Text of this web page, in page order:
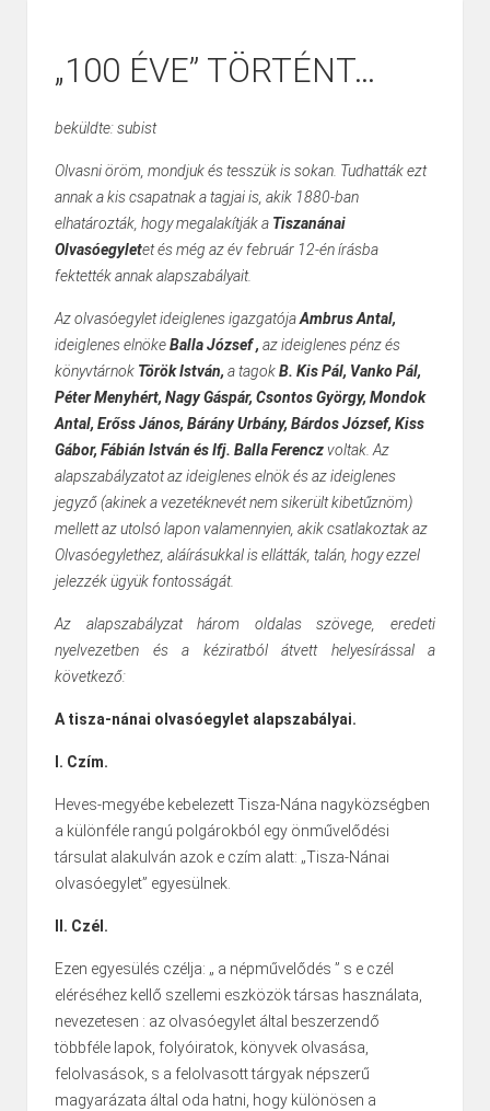
„100 ÉVE” TÖRTÉNT…
beküldte: subist
Olvasni öröm, mondjuk és tesszük is sokan. Tudhatták ezt
annak a kis csapatnak a tagjai is, akik 1880-ban
elhatározták, hogy megalakítják a Tiszanánai
Olvasóegyletet és még az év február 12-én írásba
fektették annak alapszabályait.
Az olvasóegylet ideiglenes igazgatójaAmbrus Antal,
ideiglenes elnökeBalla József , az ideiglenes pénz és
könyvtárnok Török István, a tagokB. Kis Pál, Vanko Pál,
Péter Menyhért, Nagy Gáspár, Csontos György, Mondok
Antal, Erőss János, Bárány Urbány, Bárdos József, Kiss
Gábor, Fábián István és Ifj. Balla Ferenczvoltak. Az
alapszabályzatot az ideiglenes elnök és az ideiglenes
jegyző (akinek a vezetéknevét nem sikerült kibetűznöm)
mellett az utolsó lapon valamennyien, akik csatlakoztak az
Olvasóegylethez, aláírásukkal is ellátták, talán, hogy ezzel
jelezzék ügyük fontosságát.
Az alapszabályzat három oldalas szövege, eredeti
nyelvezetben és a kéziratból átvett helyesírással a
következő:
A tisza-nánai olvasóegylet alapszabályai.
I. Czím.
Heves-megyébe kebelezett Tisza-Nána nagyközségben
a különféle rangú polgárokból egy önművelődési
társulat alakulván azok e czím alatt: „Tisza-Nánai
olvasóegylet” egyesülnek.
II. Czél.
Ezen egyesülés czélja: „ a népművelődés ” s e czél
eléréséhez kellő szellemi eszközök társas használata,
nevezetesen : az olvasóegylet által beszerzendő
többféle lapok, folyóiratok, könyvek olvasása,
felolvasások, s a felolvasott tárgyak népszerű
magyarázata által oda hatni, hogy különösen a